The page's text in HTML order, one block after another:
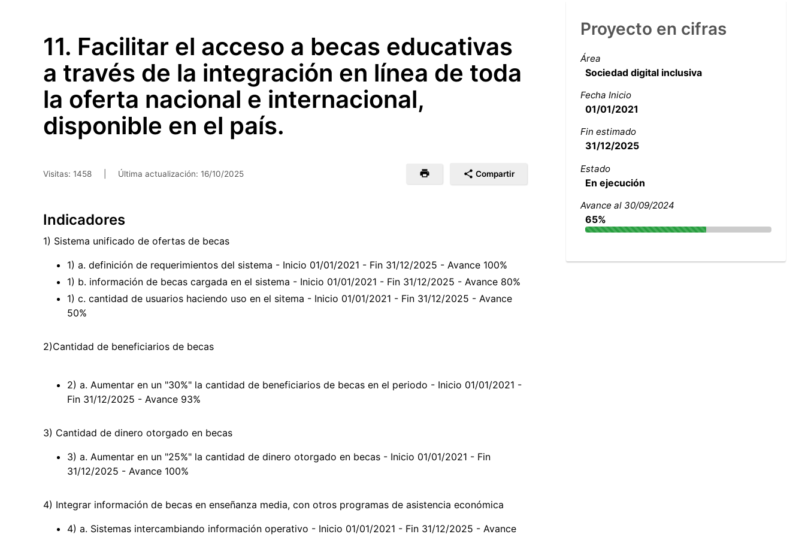
11. Facilitar el acceso a becas educativas
a través de la integración en línea de toda
la oferta nacional e internacional,
disponible en el país.
Visitas: 1458 Última actualización: 16/10/2025 Compartir
Indicadores
1) Sistema unificado de ofertas de becas
1) a. definición de requerimientos del sistema - Inicio 01/01/2021 - Fin 31/12/2025 - Avance 100%
1) b. información de becas cargada en el sistema - Inicio 01/01/2021 - Fin 31/12/2025 - Avance 80%
1) c. cantidad de usuarios haciendo uso en el sitema - Inicio 01/01/2021 - Fin 31/12/2025 - Avance
50%
2)Cantidad de beneficiarios de becas
2) a. Aumentar en un "30%" la cantidad de beneficiarios de becas en el periodo - Inicio 01/01/2021 -
Fin 31/12/2025 - Avance 93%
3) Cantidad de dinero otorgado en becas
3) a. Aumentar en un "25%" la cantidad de dinero otorgado en becas - Inicio 01/01/2021 - Fin
31/12/2025 - Avance 100%
4) Integrar información de becas en enseñanza media, con otros programas de asistencia económica
4) a. Sistemas intercambiando información operativo - Inicio 01/01/2021 - Fin 31/12/2025 - Avance
Proyecto en cifras
Área
Sociedad digital inclusiva
Fecha Inicio
01/01/2021
Fin estimado
31/12/2025
Estado
En ejecución
Avance al 30/09/2024
65%